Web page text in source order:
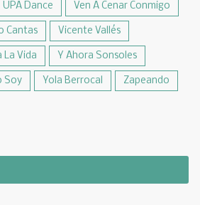
UPA Dance Ven A Cenar Conmigo
Cantas Vicente Vallés
La Vida Y Ahora Sonsoles
Soy Yola Berrocal Zapeando